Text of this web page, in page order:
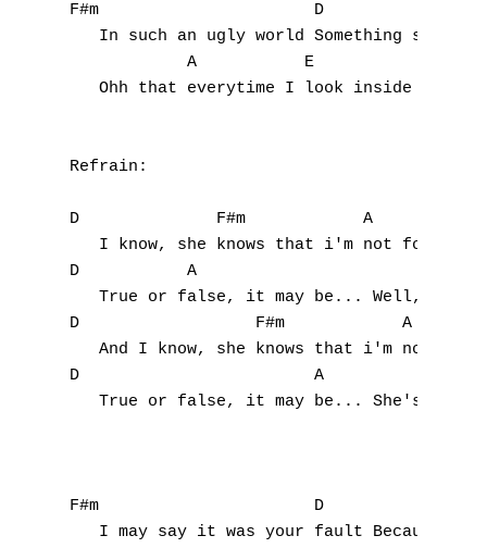
F#m                      D
In such an ugly world Something so
            A           E
   Ohh that everytime I look inside
Refrain:
D              F#m            A
I know, she knows that i'm not fond of
D           A
True or false, it may be... Well,
D                  F#m            A
And I know, she knows that i'm not fond
D                        A
True or false, it may be... She's still
F#m                      D
I may say it was your fault Because i